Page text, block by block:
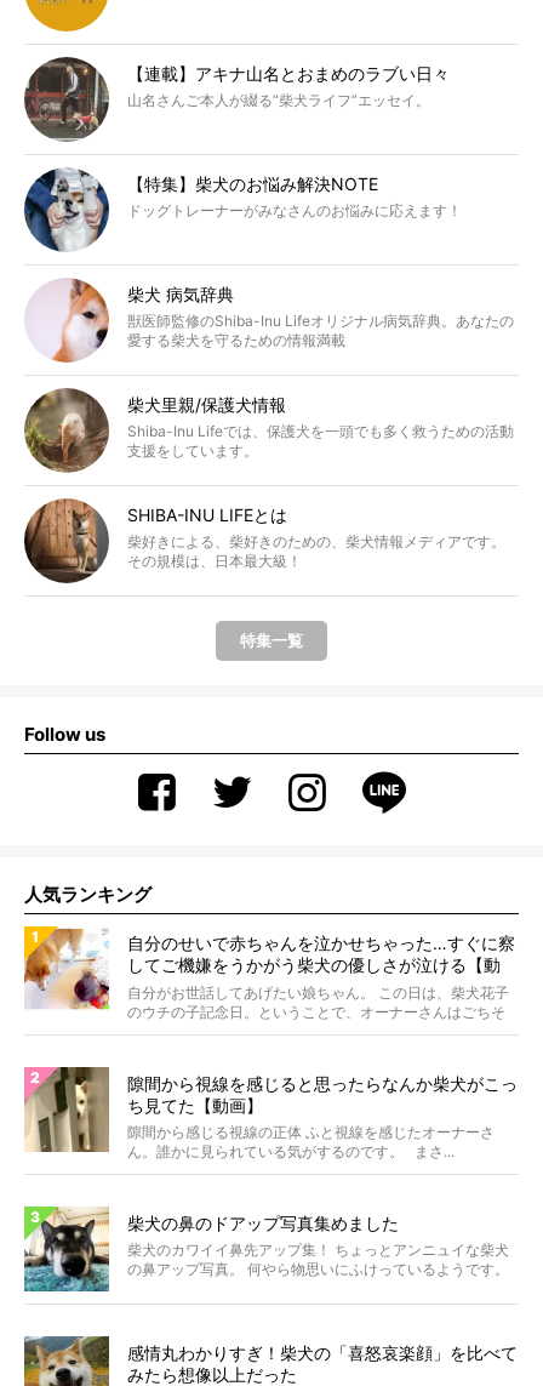
【連載】アキナ山名とおまめのラブい日々
山名さんご本人が綴る“柴犬ライフ”エッセイ。
【特集】柴犬のお悩み解決NOTE
ドッグトレーナーがみなさんのお悩みに応えます！
柴犬 病気辞典
獣医師監修のShiba-Inu Lifeオリジナル病気辞典。あなたの
愛する柴犬を守るための情報満載
柴犬里親/保護犬情報
Shiba-Inu Lifeでは、保護犬を一頭でも多く救うための活動
支援をしています。
SHIBA-INU LIFEとは
柴好きによる、柴好きのための、柴犬情報メディアです。
その規模は、日本最大級！
特集一覧
Follow us
人気ランキング
自分のせいで赤ちゃんを泣かせちゃった…すぐに察
してご機嫌をうかがう柴犬の優しさが泣ける【動
画】
自分がお世話してあげたい娘ちゃん。 この日は、柴犬花子
のウチの子記念日。ということで、オーナーさんはごちそ
うを...
隙間から視線を感じると思ったらなんか柴犬がこっ
ち見てた【動画】
隙間から感じる視線の正体 ふと視線を感じたオーナーさ
ん。誰かに見られている気がするのです。 まさ...
柴犬の鼻のドアップ写真集めました
柴犬のカワイイ鼻先アップ集！ ちょっとアンニュイな柴犬
の鼻アップ写真。 何やら物思いにふけっているようです。
感情丸わかりすぎ！柴犬の「喜怒哀楽顔」を比べて
みたら想像以上だった